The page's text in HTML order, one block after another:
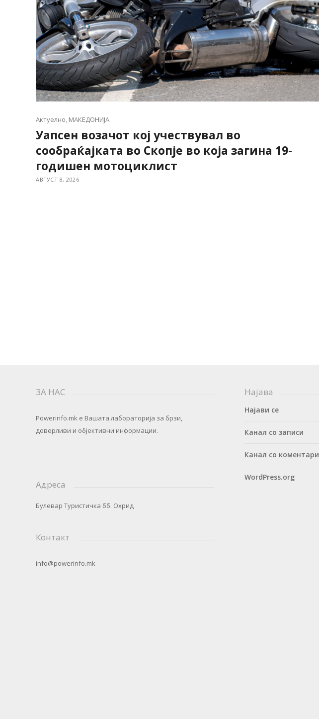
Актуелно, МАКЕДОНИЈА
Уапсен возачот кој учествувал во
сообраќајката во Скопје во која загина 19-
годишен мотоциклист
АВГУСТ 8, 2026
ЗА НАС
Powerinfo.mk e Вашата лабораторија за брзи,
доверливи и објективни информации.
Адреса
Булевар Туристичка бб. Охрид
Контакт
info@powerinfo.mk
Најава
Најави се
Канал со записи
Канал со коментари
WordPress.org